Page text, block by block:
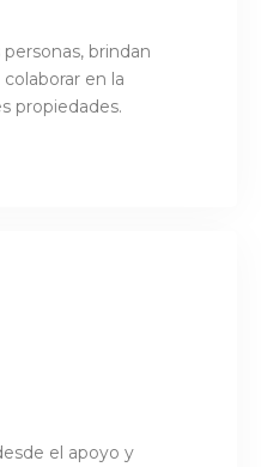
brindan
en la
propiedades.
el apoyo y